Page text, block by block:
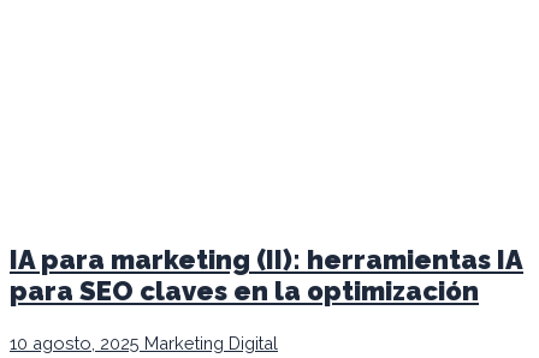
IA para marketing (II): herramientas IA
para SEO claves en la optimización
10 agosto, 2025 Marketing Digital